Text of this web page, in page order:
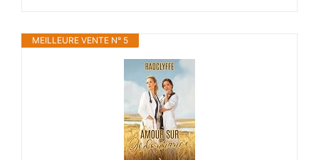
MEILLEURE VENTE N° 5